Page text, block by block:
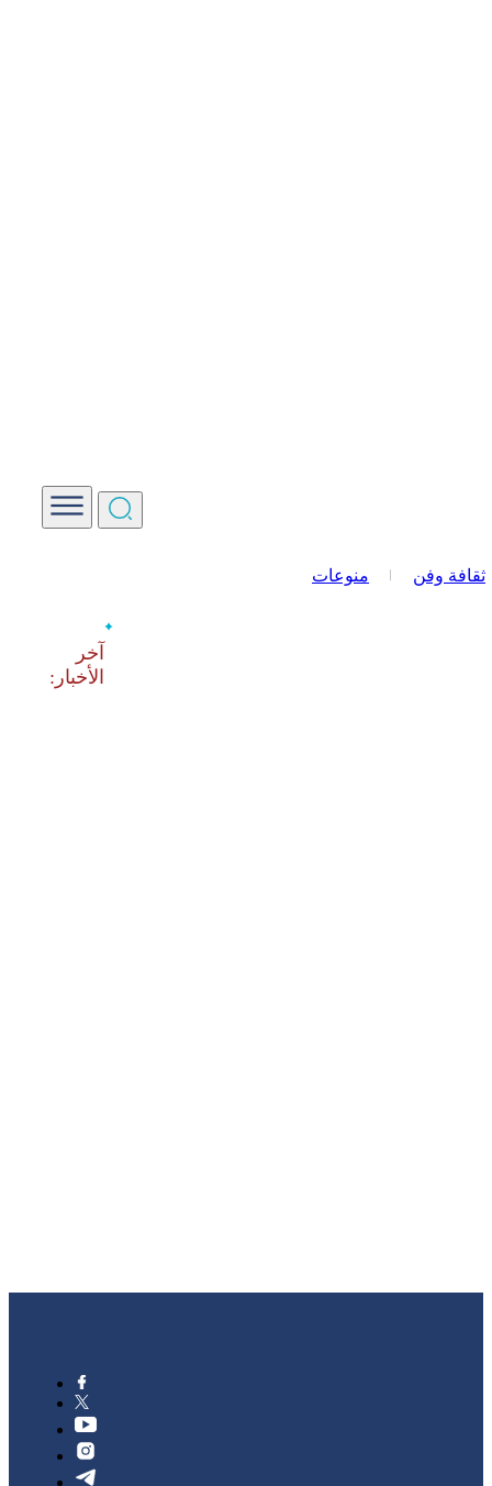
ثقافة وفن منوعات
‫آخر